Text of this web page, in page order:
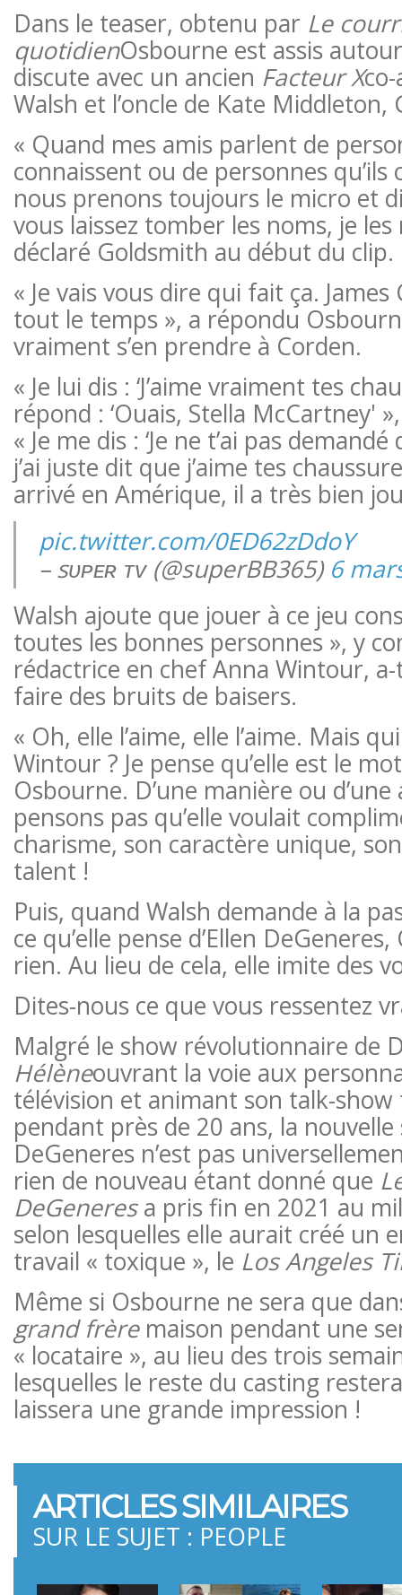
Dans le teaser, obtenu par Le
quotidienOsbourne est assis
discute avec un ancien Facteur X
Walsh et l’oncle de Kate Middleton,
« Quand mes amis parlent de
connaissent ou de personnes
nous prenons toujours le micro et
vous laissez tomber les noms, je
déclaré Goldsmith au début du clip.
« Je vais vous dire qui fait ça.
tout le temps », a répondu
vraiment s’en prendre à Corden.
« Je lui dis : ‘J’aime vraiment tes
répond : ‘Ouais, Stella McCartney'
« Je me dis : ‘Je ne t’ai pas
j’ai juste dit que j’aime tes
arrivé en Amérique, il a très bien
pic.twitter.com/0ED62zDdoY
– sᴜᴘᴇʀ ᴛᴠ (@superBB365) 6
Walsh ajoute que jouer à ce jeu
toutes les bonnes personnes », y
rédactrice en chef Anna Wintour,
faire des bruits de baisers.
« Oh, elle l’aime, elle l’aime. Mais
Wintour ? Je pense qu’elle est le
Osbourne. D’une manière ou
pensons pas qu’elle voulait
charisme, son caractère unique,
talent !
Puis, quand Walsh demande à la
ce qu’elle pense d’Ellen
rien. Au lieu de cela, elle imite des
Dites-nous ce que vous ressentez
Malgré le show révolutionnaire de
Hélèneouvrant la voie aux
télévision et animant son talk-show
pendant près de 20 ans, la
DeGeneres n’est pas
rien de nouveau étant donné que
DeGeneresa pris fin en 2021 au
selon lesquelles elle aurait créé un
travail « toxique », le Los Angeles
Même si Osbourne ne sera que
grand frèremaison pendant une
« locataire », au lieu des trois
lesquelles le reste du casting
laissera une grande impression !
ARTICLES SIMILAIRES
SUR LE SUJET : PEOPLE